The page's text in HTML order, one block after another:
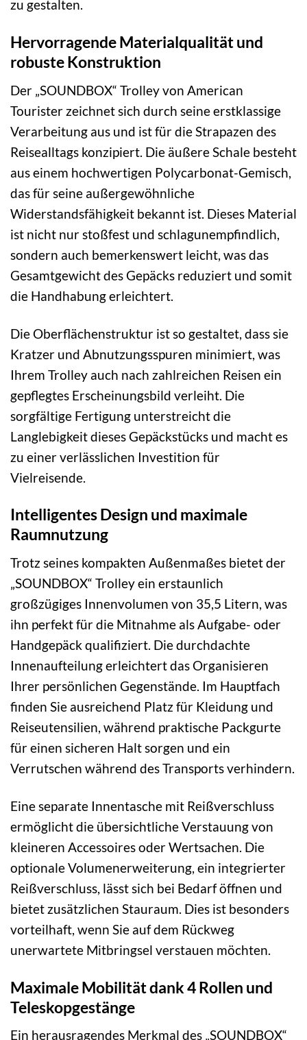
zu gestalten.
Hervorragende Materialqualität und
robuste Konstruktion
Der „SOUNDBOX“ Trolley von American
Tourister zeichnet sich durch seine erstklassige
Verarbeitung aus und ist für die Strapazen des
Reisealltags konzipiert. Die äußere Schale besteht
aus einem hochwertigen Polycarbonat-Gemisch,
das für seine außergewöhnliche
Widerstandsfähigkeit bekannt ist. Dieses Material
ist nicht nur stoßfest und schlagunempfindlich,
sondern auch bemerkenswert leicht, was das
Gesamtgewicht des Gepäcks reduziert und somit
die Handhabung erleichtert.
Die Oberflächenstruktur ist so gestaltet, dass sie
Kratzer und Abnutzungsspuren minimiert, was
Ihrem Trolley auch nach zahlreichen Reisen ein
gepflegtes Erscheinungsbild verleiht. Die
sorgfältige Fertigung unterstreicht die
Langlebigkeit dieses Gepäckstücks und macht es
zu einer verlässlichen Investition für
Vielreisende.
Intelligentes Design und maximale
Raumnutzung
Trotz seines kompakten Außenmaßes bietet der
„SOUNDBOX“ Trolley ein erstaunlich
großzügiges Innenvolumen von 35,5 Litern, was
ihn perfekt für die Mitnahme als Aufgabe- oder
Handgepäck qualifiziert. Die durchdachte
Innenaufteilung erleichtert das Organisieren
Ihrer persönlichen Gegenstände. Im Hauptfach
finden Sie ausreichend Platz für Kleidung und
Reiseutensilien, während praktische Packgurte
für einen sicheren Halt sorgen und ein
Verrutschen während des Transports verhindern.
Eine separate Innentasche mit Reißverschluss
ermöglicht die übersichtliche Verstauung von
kleineren Accessoires oder Wertsachen. Die
optionale Volumenerweiterung, ein integrierter
Reißverschluss, lässt sich bei Bedarf öffnen und
bietet zusätzlichen Stauraum. Dies ist besonders
vorteilhaft, wenn Sie auf dem Rückweg
unerwartete Mitbringsel verstauen möchten.
Maximale Mobilität dank 4 Rollen und
Teleskopgestänge
Ein herausragendes Merkmal des „SOUNDBOX“